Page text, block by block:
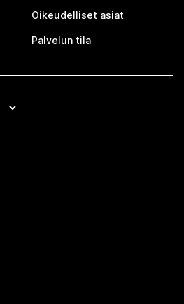
Oikeudelliset asiat
Palvelun tila